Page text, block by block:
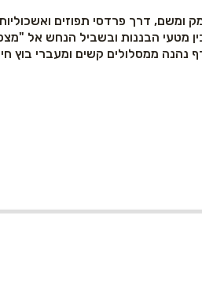
ומשם, דרך פרדסי תפוזים
מטעי הבננות ובשביל הנחש אל
ממסלולים קשים ומעברי בוץ